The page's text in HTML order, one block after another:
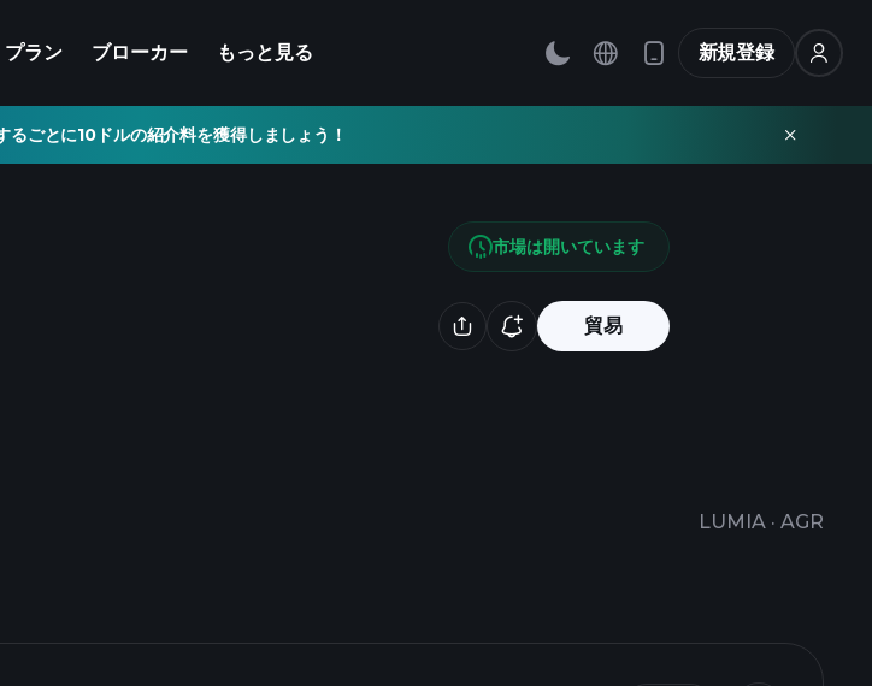
プラン ブローカー もっと見る 新規登録
るごとに10ドルの紹介料を獲得しましょう！
貿易
LUMIA · AGR
市場は開いています